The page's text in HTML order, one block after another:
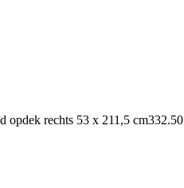
opdek rechts 53 x 211,5 cm332.50